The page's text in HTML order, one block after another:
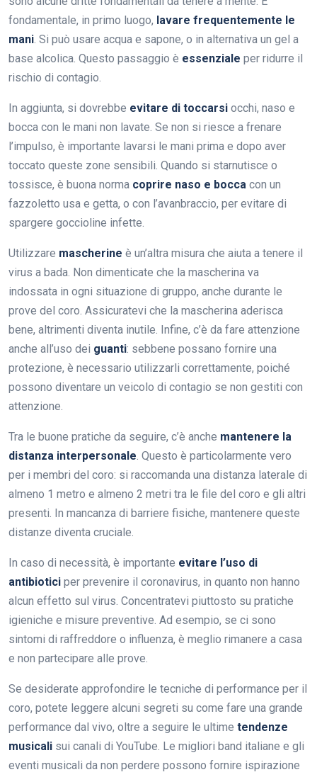
fondamentale, in primo luogo, lavare frequentemente le
mani. Si può usare acqua e sapone, o in alternativa un gel a
base alcolica. Questo passaggio è essenziale per ridurre il
rischio di contagio.
In aggiunta, si dovrebbe evitare di toccarsi occhi, naso e
bocca con le mani non lavate. Se non si riesce a frenare
l’impulso, è importante lavarsi le mani prima e dopo aver
toccato queste zone sensibili. Quando si starnutisce o
tossisce, è buona norma coprire naso e bocca con un
fazzoletto usa e getta, o con l’avanbraccio, per evitare di
spargere goccioline infette.
Utilizzare mascherine è un’altra misura che aiuta a tenere il
virus a bada. Non dimenticate che la mascherina va
indossata in ogni situazione di gruppo, anche durante le
prove del coro. Assicuratevi che la mascherina aderisca
bene, altrimenti diventa inutile. Infine, c’è da fare attenzione
anche all’uso dei guanti: sebbene possano fornire una
protezione, è necessario utilizzarli correttamente, poiché
possono diventare un veicolo di contagio se non gestiti con
attenzione.
Tra le buone pratiche da seguire, c’è anche mantenere la
distanza interpersonale. Questo è particolarmente vero
per i membri del coro: si raccomanda una distanza laterale di
almeno 1 metro e almeno 2 metri tra le file del coro e gli altri
presenti. In mancanza di barriere fisiche, mantenere queste
distanze diventa cruciale.
In caso di necessità, è importante evitare l’uso di
antibiotici per prevenire il coronavirus, in quanto non hanno
alcun effetto sul virus. Concentratevi piuttosto su pratiche
igieniche e misure preventive. Ad esempio, se ci sono
sintomi di raffreddore o influenza, è meglio rimanere a casa
e non partecipare alle prove.
Se desiderate approfondire le tecniche di performance per il
coro, potete leggere alcuni segreti su come fare una grande
performance dal vivo, oltre a seguire le ultime tendenze
musicali sui canali di YouTube. Le migliori band italiane e gli
eventi musicali da non perdere possono fornire ispirazione